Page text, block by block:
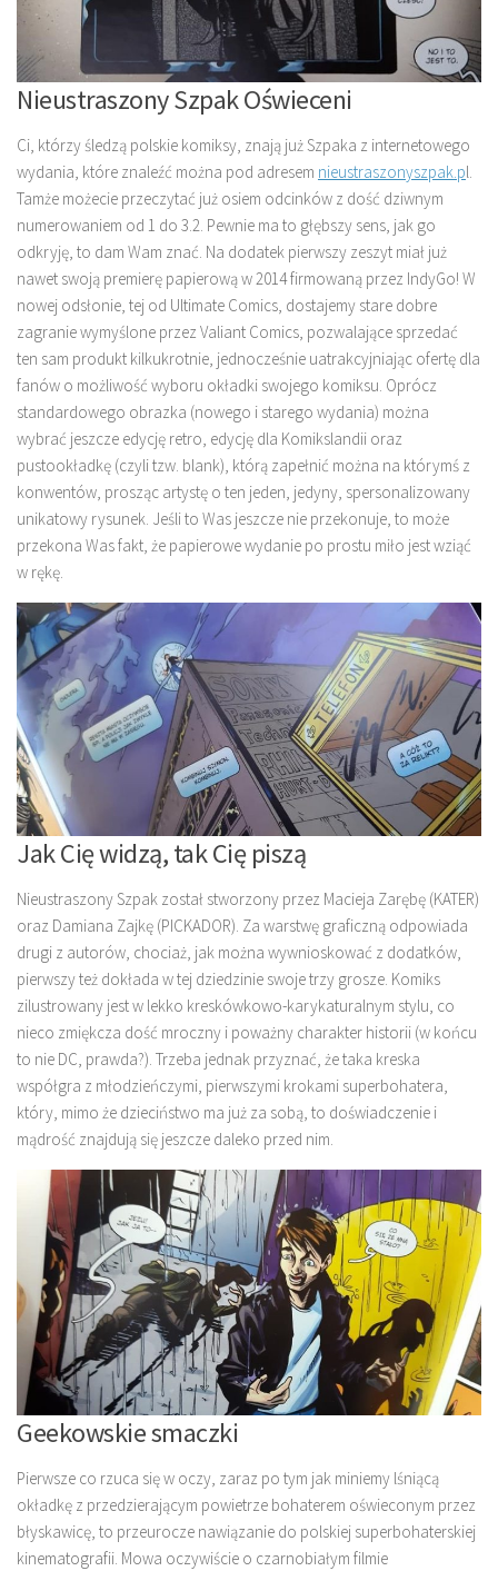
Nieustraszony Szpak Oświeceni
Ci, którzy śledzą polskie komiksy, znają już Szpaka z internetowego
wydania, które znaleźć można pod adresem nieustraszonyszpak.pl.
Tamże możecie przeczytać już osiem odcinków z dość dziwnym
numerowaniem od 1 do 3.2. Pewnie ma to głębszy sens, jak go
odkryję, to dam Wam znać. Na dodatek pierwszy zeszyt miał już
nawet swoją premierę papierową w 2014 firmowaną przez IndyGo! W
nowej odsłonie, tej od Ultimate Comics, dostajemy stare dobre
zagranie wymyślone przez Valiant Comics, pozwalające sprzedać
ten sam produkt kilkukrotnie, jednocześnie uatrakcyjniając ofertę dla
fanów o możliwość wyboru okładki swojego komiksu. Oprócz
standardowego obrazka (nowego i starego wydania) można
wybrać jeszcze edycję retro, edycję dla Komikslandii oraz
pustookładkę (czyli tzw. blank), którą zapełnić można na którymś z
konwentów, prosząc artystę o ten jeden, jedyny, spersonalizowany
unikatowy rysunek. Jeśli to Was jeszcze nie przekonuje, to może
przekona Was fakt, że papierowe wydanie po prostu miło jest wziąć
w rękę.
Jak Cię widzą, tak Cię piszą
Nieustraszony Szpak został stworzony przez Macieja Zarębę (KATER)
oraz Damiana Zajkę (PICKADOR). Za warstwę graficzną odpowiada
drugi z autorów, chociaż, jak można wywnioskować z dodatków,
pierwszy też dokłada w tej dziedzinie swoje trzy grosze. Komiks
zilustrowany jest w lekko kreskówkowo-karykaturalnym stylu, co
nieco zmiękcza dość mroczny i poważny charakter historii (w końcu
to nie DC, prawda?). Trzeba jednak przyznać, że taka kreska
współgra z młodzieńczymi, pierwszymi krokami superbohatera,
który, mimo że dzieciństwo ma już za sobą, to doświadczenie i
mądrość znajdują się jeszcze daleko przed nim.
Geekowskie smaczki
Pierwsze co rzuca się w oczy, zaraz po tym jak miniemy lśniącą
okładkę z przedzierającym powietrze bohaterem oświeconym przez
błyskawicę, to przeurocze nawiązanie do polskiej superbohaterskiej
kinematografii. Mowa oczywiście o czarnobiałym filmie